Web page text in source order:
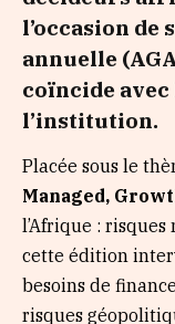
l’occasion de
annuelle
coïncide
l’institution.
Placée sous le
Managed,
l’Afrique : risques
cette édition
besoins de
risques